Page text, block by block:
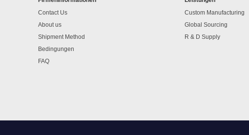
Contact Us
About us
Shipment Method
Bedingungen
FAQ
Custom Manufacturing
Global Sourcing
R & D Supply